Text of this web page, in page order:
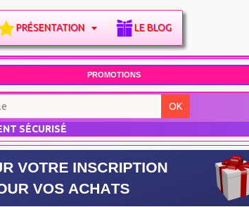
PROMOTIONS
OK
SÉCURISÉ
PRÉSENTATION LE BLOG